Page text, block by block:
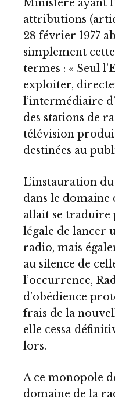
Ministère ayant
attributions
28 février 1977
simplement
termes : « Seul
exploiter,
l’intermédiaire
des stations de
télévision
destinées au
L’instauration
dans le
allait se traduire
légale de lancer
radio, mais
au silence de
l’occurrence,
d’obédience
frais de la
elle cessa
lors.
A ce monopole
domaine de la